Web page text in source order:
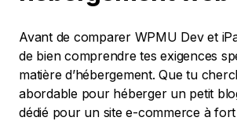
Avant de comparer WPMU Dev et
de bien comprendre tes exigences
matière d’hébergement. Que tu
abordable pour héberger un petit
dédié pour un site e-commerce à